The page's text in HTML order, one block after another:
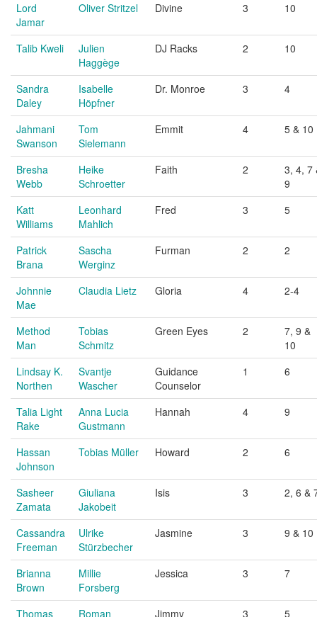
Lord
Jamar
Oliver Stritzel Divine 3 10
Talib Kweli
Julien
Haggège
DJ Racks 2 10
Sandra
Daley
Isabelle
Höpfner
Dr. Monroe 3 4
Jahmani
Swanson
Tom
Sielemann
Emmit 4 5 & 10
Bresha
Webb
Heike
Schroetter
Faith 2
3, 4, 7
9
Katt
Williams
Leonhard
Mahlich
Fred 3 5
Patrick
Brana
Sascha
Werginz
Furman 2 2
Johnnie
Mae
Claudia Lietz Gloria 4 2-4
Method
Man
Tobias
Schmitz
Green Eyes 2
7, 9 &
10
Lindsay K.
Northen
Svantje
Wascher
Guidance
Counselor
1 6
Talia Light
Rake
Anna Lucia
Gustmann
Hannah 4 9
Hassan
Johnson
Tobias Müller Howard 2 6
Sasheer
Zamata
Giuliana
Jakobeit
Isis 3 2, 6 &
Cassandra
Freeman
Ulrike
Stürzbecher
Jasmine 3 9 & 10
Brianna
Brown
Millie
Forsberg
Jessica 3 7
Thomas Roman Jimmy 3 5